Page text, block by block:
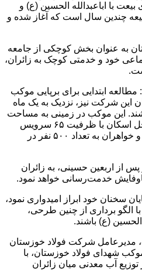
بیعت با اباعبدالله الحسین (ع) و
چندین سال است که آغاز شده و
به عنوان بخش کوچکی از جامعه
خود و خدمتی کوچک به زائران،
مطالعه ابتدایی برای برپایی موکب
این شرکت نیز، نزدیک به یک ماه
این موکب در زمینی به مساحت
۲ هزار مترمربع در قالب دو محل اسکان با ظرفیت ۶۵ سرویس
بهداشتی و حمام، برای برادران و خواهران به تعداد ۵۰۰ نفر در
این موکب تا ۱۰ روز پس از اربعین حسینی، به زائران
باوفایش خدمت‌رسانی خواهد نمود.
سخنان خود ابراز امیدواری نمود،
الگو برداری از چنین طرحی،
(ع) باشند.
مدیرعامل شرکت فولاد خوزستان
شهدای فولاد خوزستان، با
آب معدنی میان زائران